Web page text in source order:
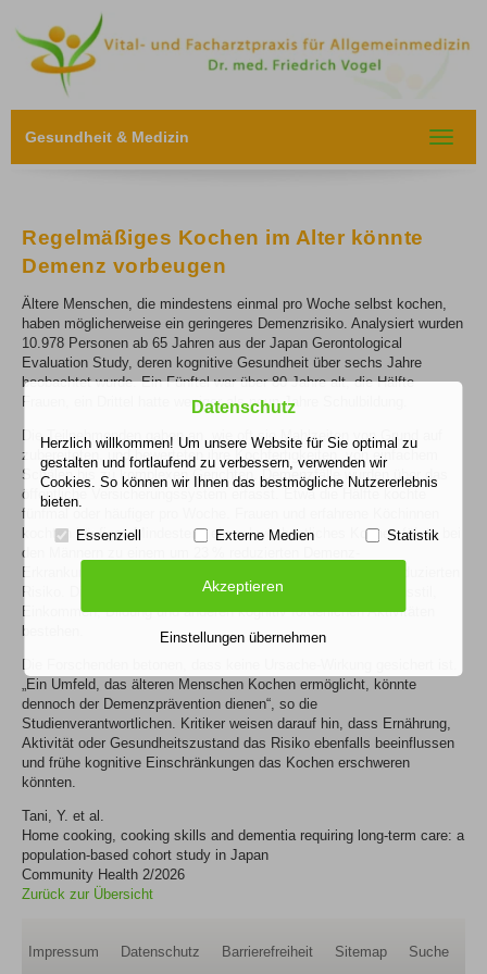
Gesundheit & Medizin
Toggle
Regelmäßiges Kochen im Alter könnte
Demenz vorbeugen
Ältere Menschen, die mindestens einmal pro Woche selbst kochen,
haben möglicherweise ein geringeres Demenzrisiko. Analysiert wurden
10.978 Personen ab 65 Jahren aus der Japan Gerontological
Evaluation Study, deren kognitive Gesundheit über sechs Jahre
beobachtet wurde. Ein Fünftel war über 80 Jahre alt, die Hälfte
Frauen, ein Drittel hatte weniger als neun Jahre Schulbildung.
Die Teilnehmenden gaben an, wie oft sie Mahlzeiten von Grund auf
zubereiteten, und bewerteten ihre Kochfertigkeiten, von einfachem
Schälen bis zu komplexen Gerichten. Demenzfälle wurden über das
öffentliche Versicherungssystem erfasst. Etwa die Hälfte kochte
fünfmal oder häufiger pro Woche. Frauen und erfahrene Köchinnen
kochten häufiger. Mindestens einmal wöchentliches Kochen führte bei
den Männern zu einem um 23 % reduzierten Demenz-
Erkrankungsrisiko und bei den Frauen zu einem um 27 % reduzierten
Risiko. Die Effekte blieben nach Berücksichtigung von Lebensstil,
Einkommen, Bildung und anderen kognitiv förderlichen Aktivitäten
bestehen.
Die Forschenden betonen, dass keine Ursache-Wirkung gesichert ist.
„Ein Umfeld, das älteren Menschen Kochen ermöglicht, könnte
dennoch der Demenzprävention dienen“, so die
Studienverantwortlichen. Kritiker weisen darauf hin, dass Ernährung,
Aktivität oder Gesundheitszustand das Risiko ebenfalls beeinflussen
und frühe kognitive Einschränkungen das Kochen erschweren
könnten.
Tani, Y. et al.
Home cooking, cooking skills and dementia requiring long-term care: a
population-based cohort study in Japan
Community Health 2/2026
Zurück zur Übersicht
Impressum Datenschutz Barrierefreiheit Sitemap Suche
Datenschutz
Herzlich willkommen! Um unsere Website für Sie optimal zu
gestalten und fortlaufend zu verbessern, verwenden wir
Cookies. So können wir Ihnen das bestmögliche Nutzererlebnis
bieten.
Essenziell Externe Medien Statistik
Akzeptieren
Einstellungen übernehmen